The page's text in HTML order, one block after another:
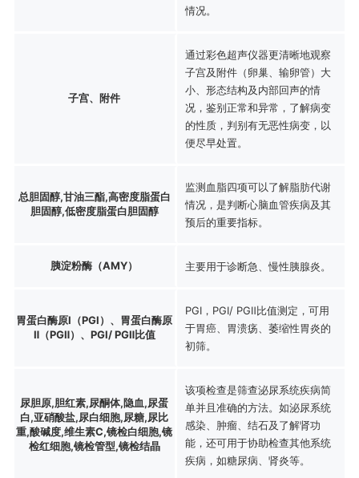
情况。
子宫、附件
通过彩色超声仪器更清晰地观察
子宫及附件（卵巢、输卵管）大
小、形态结构及内部回声的情
况，鉴别正常和异常，了解病变
的性质，判别有无恶性病变，以
便尽早处置。
总胆固醇,甘油三酯,高密度脂蛋白
胆固醇,低密度脂蛋白胆固醇
监测血脂四项可以了解脂肪代谢
情况，是判断心脑血管疾病及其
预后的重要指标。
胰淀粉酶（AMY） 主要用于诊断急、慢性胰腺炎。
胃蛋白酶原Ⅰ（PGⅠ）、胃蛋白酶原
Ⅱ（PGⅡ）、PGⅠ/ PGⅡ比值
PGⅠ，PGⅠ/ PGⅡ比值测定，可用
于胃癌、胃溃疡、萎缩性胃炎的
初筛。
尿胆原,胆红素,尿酮体,隐血,尿蛋
白,亚硝酸盐,尿白细胞,尿糖,尿比
重,酸碱度,维生素C,镜检白细胞,镜
检红细胞,镜检管型,镜检结晶
该项检查是筛查泌尿系统疾病简
单并且准确的方法。如泌尿系统
感染、肿瘤、结石及了解肾功
能，还可用于协助检查其他系统
疾病，如糖尿病、肾炎等。